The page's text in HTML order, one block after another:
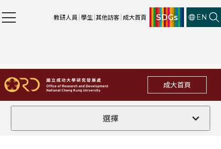
教研人員 學生 其他訪客 成大首頁 SDGs EN
成大首頁
選擇
全部